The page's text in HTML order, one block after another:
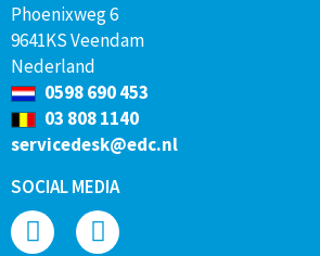
Phoenixweg 6
9641KS Veendam
Nederland
0598 690 453
03 808 1140
servicedesk@edc.nl
SOCIAL MEDIA